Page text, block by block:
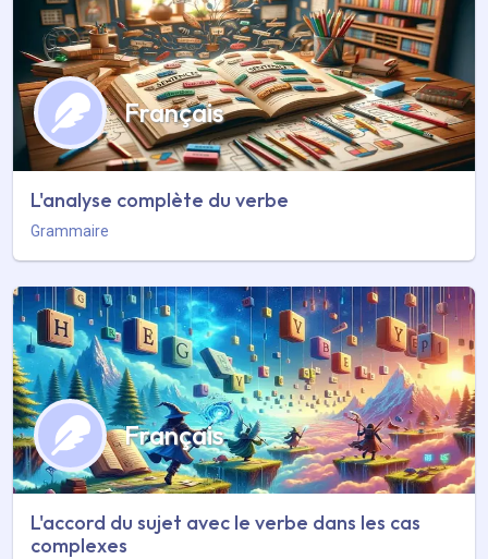
Français
L'analyse complète du verbe
Grammaire
Français
L'accord du sujet avec le verbe dans les cas
complexes